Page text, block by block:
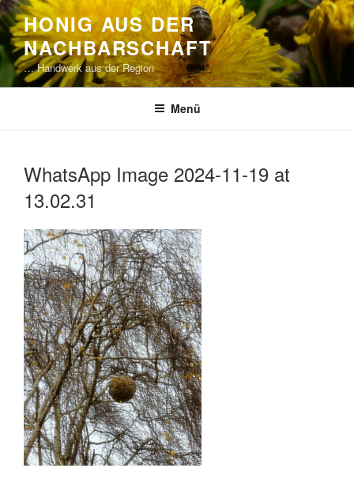
Zum
Inhalt
springen
HONIG AUS DER
NACHBARSCHAFT
… Handwerk aus der Region
Menü
WhatsApp Image 2024-11-19 at
13.02.31